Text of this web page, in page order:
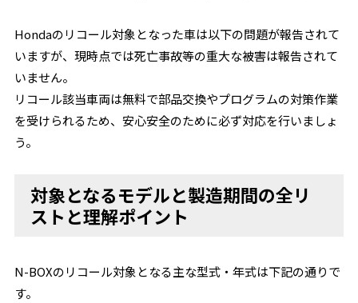
Hondaのリコール対象となった車は以下の問題が報告されて
いますが、現時点では死亡事故等の重大な被害は報告されて
いません。
リコール該当車両は無料で部品交換やプログラムの対策作業
を受けられるため、安心安全のために必ず対応を行いましょ
う。
対象となるモデルと製造期間の全リ
ストと理解ポイント
N-BOXのリコール対象となる主な型式・年式は下記の通りで
す。